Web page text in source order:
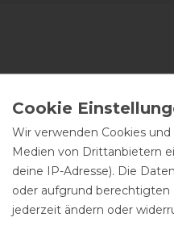
Wir verwenden Cookies
Medien von Drittanbietern
deine IP-Adresse). Die
oder aufgrund berechtigten
jederzeit ändern oder